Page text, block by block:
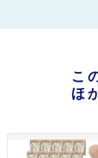
こ
ほ